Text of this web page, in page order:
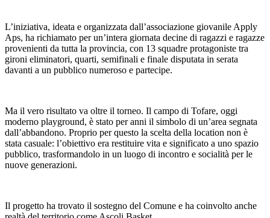
L’iniziativa, ideata e organizzata dall’associazione giovanile Apply
Aps, ha richiamato per un’intera giornata decine di ragazzi e ragazze
provenienti da tutta la provincia, con 13 squadre protagoniste tra
gironi eliminatori, quarti, semifinali e finale disputata in serata
davanti a un pubblico numeroso e partecipe.
Ma il vero risultato va oltre il torneo. Il campo di Tofare, oggi
moderno playground, è stato per anni il simbolo di un’area segnata
dall’abbandono. Proprio per questo la scelta della location non è
stata casuale: l’obiettivo era restituire vita e significato a uno spazio
pubblico, trasformandolo in un luogo di incontro e socialità per le
nuove generazioni.
Il progetto ha trovato il sostegno del Comune e ha coinvolto anche